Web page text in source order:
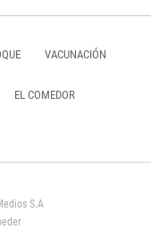
VACUNACIÓN
EL COMEDOR
S.A